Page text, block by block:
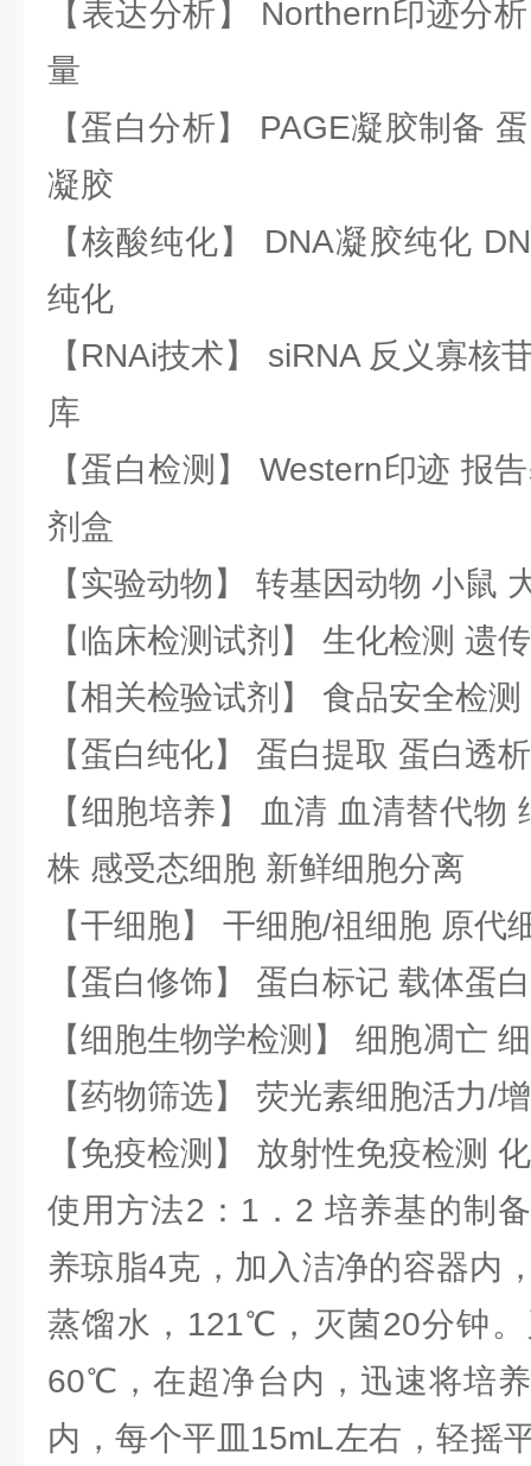
【表达分析】 Northern印迹分
量
【蛋白分析】 PAGE凝胶制备
凝胶
【核酸纯化】 DNA凝胶纯化
纯化
【RNAi技术】 siRNA 反义寡核
库
【蛋白检测】 Western印迹 报
剂盒
【实验动物】 转基因动物 小鼠
【临床检测试剂】 生化检测 遗
【相关检验试剂】 食品安全检
【蛋白纯化】 蛋白提取 蛋白透
【细胞培养】 血清 血清替代物
株 感受态细胞 新鲜细胞分离
【干细胞】 干细胞/祖细胞 原代
【蛋白修饰】 蛋白标记 载体蛋
【细胞生物学检测】 细胞凋亡
【药物筛选】 荧光素细胞活力/
【免疫检测】 放射性免疫检测
使用方法2：1．2 培养基的制
养琼脂4克，加入洁净的容器内
蒸馏水，121℃，灭菌20分钟
60℃，在超净台内，迅速将培
内，每个平皿15mL左右，轻摇